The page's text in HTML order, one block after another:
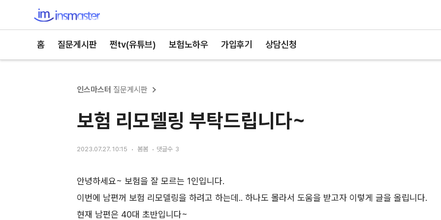
홈 질문게시판 쩐tv(유튜브) 보험노하우 가입후기 상담신청
인스마스터 질문게시판
보험 리모델링 부탁드립니다~
2023.07.27. 10:15 봄봄 댓글수 3
안녕하세요~ 보험을 잘 모르는 1인입니다.
이번에 남편꺼 보험 리모델링을 하려고 하는데.. 하나도 몰라서 도움을 받고자 이렇게 글을 올립니다.
현재 남편은 40대 초반입니다~